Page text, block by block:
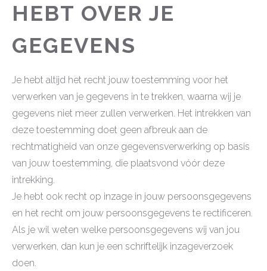
HEBT OVER JE
GEGEVENS
Je hebt altijd het recht jouw toestemming voor het
verwerken van je gegevens in te trekken, waarna wij je
gegevens niet meer zullen verwerken. Het intrekken van
deze toestemming doet geen afbreuk aan de
rechtmatigheid van onze gegevensverwerking op basis
van jouw toestemming, die plaatsvond vóór deze
intrekking.
Je hebt ook recht op inzage in jouw persoonsgegevens
en het recht om jouw persoonsgegevens te rectificeren.
Als je wil weten welke persoonsgegevens wij van jou
verwerken, dan kun je een schriftelijk inzageverzoek
doen.